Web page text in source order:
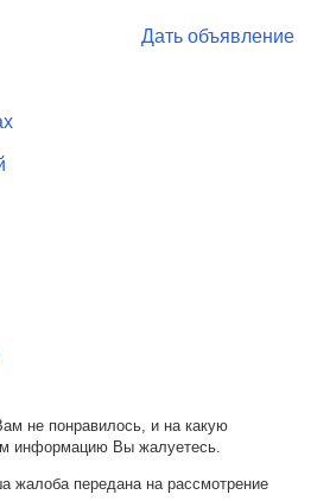
Дать объявление
не понравилось, и на какую
информацию Вы жалуетесь.
жалоба передана на рассмотрение